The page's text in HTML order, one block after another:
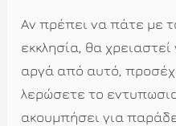
Αν πρέπει να πάτε με
εκκλησία, θα
αργά από αυτό,
λερώσετε το
ακουμπήσει για